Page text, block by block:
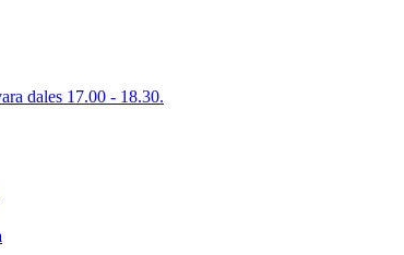
dales 17.00 - 18.30.